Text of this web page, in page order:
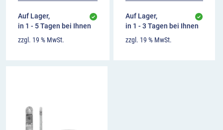
Auf Lager,
in 1 - 5 Tagen bei Ihnen
zzgl. 19 % MwSt.
Auf Lager,
in 1 - 3 Tagen bei Ihnen
zzgl. 19 % MwSt.